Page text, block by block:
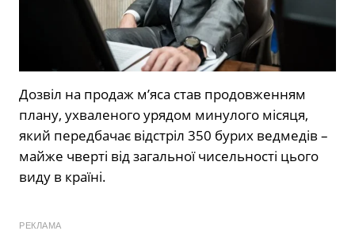
Дозвіл на продаж м’яса став продовженням
плану, ухваленого урядом минулого місяця,
який передбачає відстріл 350 бурих ведмедів –
майже чверті від загальної чисельності цього
виду в країні.
РЕКЛАМА